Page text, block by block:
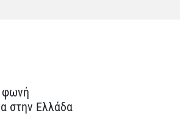
φωνή
στην Ελλάδα